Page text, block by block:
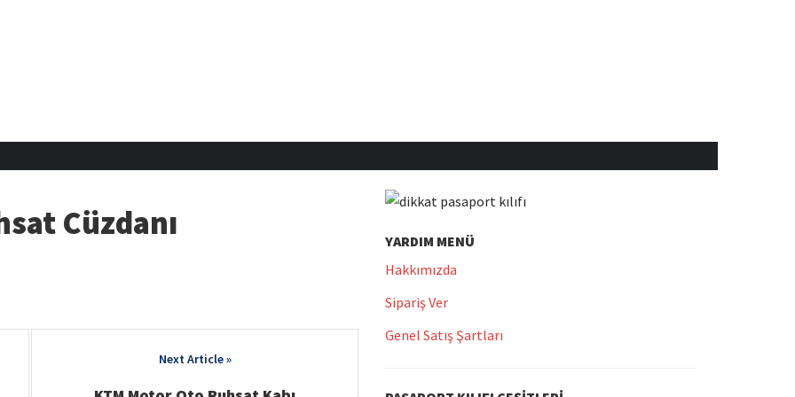
Cüzdanı
YARDIM MENÜ
Hakkımızda
Sipariş Ver
Genel Satış Şartları